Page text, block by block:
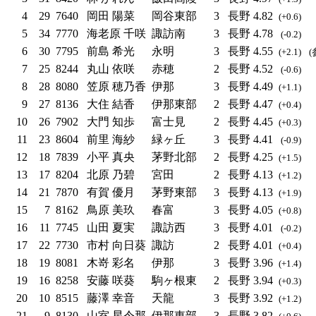
4 29 7640 岡田 陽菜 岡谷東部 3 長野 4.82 (+0.6)
5 34 7770 海老原 千咲 諏訪南 3 長野 4.78 (-0.2)
6 30 7795 前島 希光 永明 3 長野 4.55 (+2.1) (
7 25 8244 丸山 依咲 赤穂 2 長野 4.52 (-0.6)
8 28 8080 笠原 穂乃香 伊那 3 長野 4.49 (+1.1)
9 27 8136 大住 結香 伊那東部 2 長野 4.47 (+0.4)
10 26 7902 大門 知歩 富士見 2 長野 4.45 (+0.3)
11 23 8604 前里 海紗 緑ヶ丘 3 長野 4.41 (-0.9)
12 18 7839 小平 真央 茅野北部 2 長野 4.25 (+1.5)
13 17 8204 北原 乃碧 宮田 2 長野 4.13 (+1.2)
14 21 7870 有賀 優月 茅野東部 3 長野 4.13 (+1.9)
15 7 8162 鳥原 美玖 春富 3 長野 4.05 (+0.8)
16 11 7745 山田 夏実 諏訪西 3 長野 4.01 (-0.2)
17 22 7730 市村 向日葵 諏訪 2 長野 4.01 (+0.4)
18 19 8081 木嵜 彩名 伊那 3 長野 3.96 (+1.4)
19 16 8258 安藤 咲葵 駒ヶ根東 2 長野 3.94 (+0.3)
20 10 8515 藤澤 幸音 天龍 3 長野 3.92 (+1.2)